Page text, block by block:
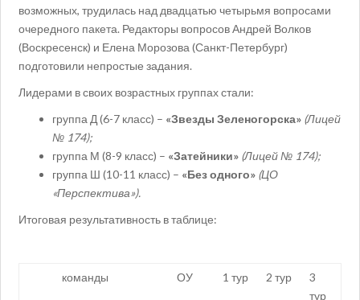
возможных, трудилась над двадцатью четырьмя вопросами
очередного пакета. Редакторы вопросов Андрей Волков
(Воскресенск) и Елена Морозова (Санкт-Петербург)
подготовили непростые задания.
Лидерами в своих возрастных группах стали:
группа Д (6-7 класс) – «Звезды Зеленогорска» (Лицей
№ 174);
группа М (8-9 класс) – «Затейники» (Лицей № 174);
группа Ш (10-11 класс) – «Без одного» (ЦО
«Перспектива»).
Итоговая результативность в таблице:
команды ОУ 1 тур 2 тур
3
тур